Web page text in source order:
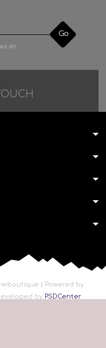
Go
en
| Powered by
by PSDCenter